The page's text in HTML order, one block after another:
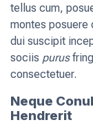
tellus cum,
montes posuere
dui suscipit
sociis purus
consectetuer.
Neque
Hendrerit